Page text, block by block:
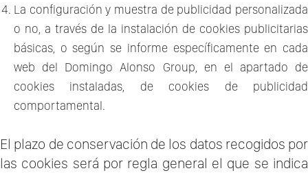
La configuración y muestra de publicidad personalizada
o no, a través de la instalación de cookies publicitarias
básicas, o según se informe específicamente en cada
web del Domingo Alonso Group, en el apartado de
cookies instaladas, de cookies de publicidad
comportamental.
El plazo de conservación de los datos recogidos por
las cookies será por regla general el que se indica